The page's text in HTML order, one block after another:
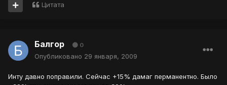
Цитата
Балгор 0
Опубликовано 29 января, 2009
Инту давно поправили. Сейчас +15% дамаг перманентно. Было